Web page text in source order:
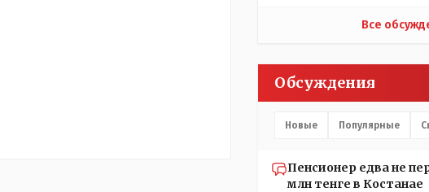
все равно меня Все
Обсуждения
Новые Популярные
Пенсионер едва не
млн тенге в Костанае